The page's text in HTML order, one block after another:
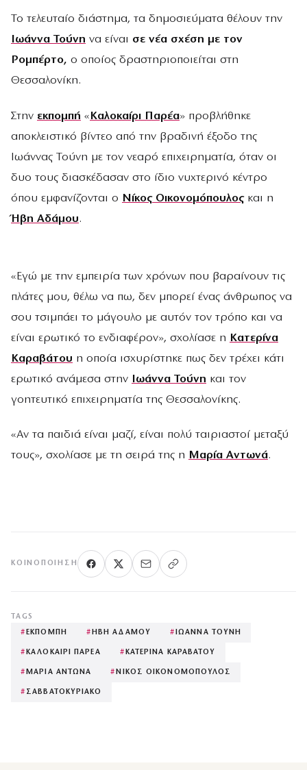
Το τελευταίο διάστημα, τα δημοσιεύματα θέλουν την
Ιωάννα Τούνη να είναι σε νέα σχέση με τον
Ρομπέρτο, ο οποίος δραστηριοποιείται στη
Θεσσαλονίκη.
Στην εκπομπή « Καλοκαίρι Παρέα» προβλήθηκε
αποκλειστικό βίντεο από την βραδινή έξοδο της
Ιωάννας Τούνη με τον νεαρό επιχειρηματία, όταν οι
δυο τους διασκέδασαν στο ίδιο νυχτερινό κέντρο
όπου εμφανίζονται ο Νίκος Οικονομόπουλοςκαι η
Ήβη Αδάμου.
«Εγώ με την εμπειρία των χρόνων που βαραίνουν τις
πλάτες μου, θέλω να πω, δεν μπορεί ένας άνθρωπος να
σου τσιμπάει το μάγουλο με αυτόν τον τρόπο και να
είναι ερωτικό το ενδιαφέρον», σχολίασε η Κατερίνα
Καραβάτου η οποία ισχυρίστηκε πως δεν τρέχει κάτι
ερωτικό ανάμεσα στην
Ιωάννα Τούνη και τον
γοητευτικό επιχειρηματία της Θεσσαλονίκης.
«Αν τα παιδιά είναι μαζί, είναι πολύ ταιριαστοί μεταξύ
τους», σχολίασε με τη σειρά της η Μαρία Αντωνά.
ΚΟΙΝΟΠΟΊΗΣΗ
TAGS
# ΕΚΠΟΜΠΗ # ΗΒΗ ΑΔΑΜΟΥ # ΙΩΑΝΝΑ ΤΟΥΝΗ
# ΚΑΛΟΚΑΙΡΙ ΠΑΡΕΑ # ΚΑΤΕΡΙΝΑ ΚΑΡΑΒΑΤΟΥ
# ΜΑΡΙΑ ΑΝΤΩΝΑ # ΝΙΚΟΣ ΟΙΚΟΝΟΜΟΠΟΥΛΟΣ
# ΣΑΒΒΑΤΟΚΥΡΙΑΚΟ